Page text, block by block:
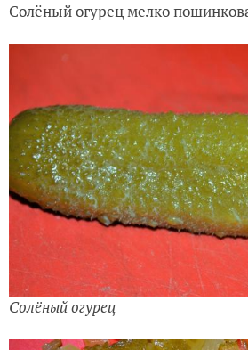
Солёный огурец мелко
Солёный огурец